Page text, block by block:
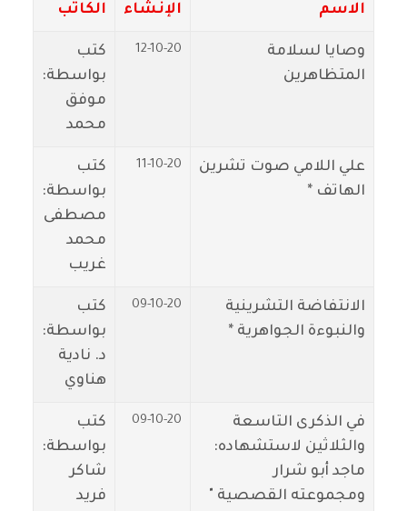
الاسم
الإنشاء
الكاتب
وصايا لسلامة
المتظاهرين
12-10-20
كتب
بواسطة:
موفق
محمد
علي اللامي صوت تشرين
الهاتف *
11-10-20
كتب
بواسطة:
مصطفى
محمد
غريب
الانتفاضة التشرينية
والنبوءة الجواهرية *
09-10-20
كتب
بواسطة:
د. نادية
هناوي
في الذكرى التاسعة
والثلاثين لاستشهاده:
ماجد أبو شرار
ومجموعته القصصية "
09-10-20
كتب
بواسطة:
شاكر
فريد